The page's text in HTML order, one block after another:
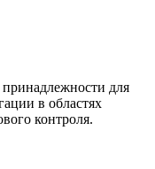
для
в областях
контроля.